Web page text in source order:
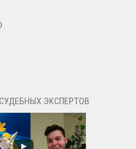
ЭКСПЕРТОВ